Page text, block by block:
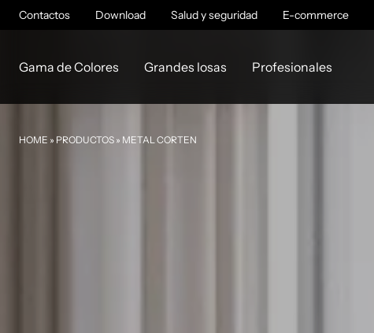
Contactos Download Salud y seguridad E-commerce
Gama de Colores Grandes losas Profesionales
HOME » PRODUCTOS » METAL CORTEN